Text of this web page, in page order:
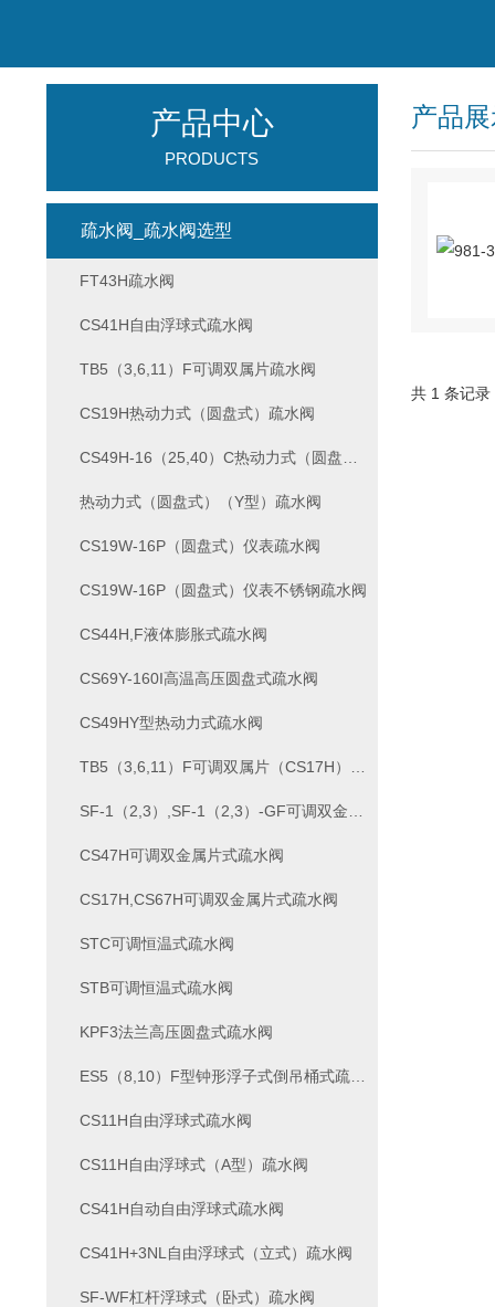
产品
共 1 条记
产品中心
PRODUCTS
疏水阀_疏水阀选型
FT43H疏水阀
CS41H自由浮球式疏水阀
TB5（3,6,11）F可调双属片疏水阀
CS19H热动力式（圆盘式）疏水阀
热动力式（圆盘式）（Y型）疏水阀
CS19W-16P（圆盘式）仪表疏水阀
CS19W-16P（圆盘式）仪表不锈钢疏水阀
CS44H,F液体膨胀式疏水阀
CS69Y-160I高温高压圆盘式疏水阀
CS49HY型热动力式疏水阀
CS47H可调双金属片式疏水阀
CS17H,CS67H可调双金属片式疏水阀
STC可调恒温式疏水阀
STB可调恒温式疏水阀
KPF3法兰高压圆盘式疏水阀
ES5（8,10）F型钟形浮子式倒吊桶式疏水阀
CS11H自由浮球式疏水阀
CS11H自由浮球式（A型）疏水阀
CS41H自动自由浮球式疏水阀
CS41H+3NL自由浮球式（立式）疏水阀
SF-WF杠杆浮球式（卧式）疏水阀